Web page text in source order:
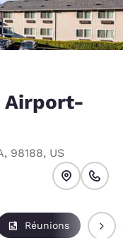
Airport-
, 98188, US
Réunions